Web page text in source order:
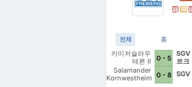
패 무
전체 홈
카이저슬라우
테른 II
0 - 5
SGV
르크
Salamander
Kornwestheim 0 - 8